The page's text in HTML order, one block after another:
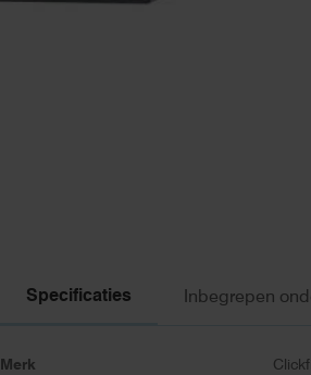
Specificaties Inbegrepen
Merk